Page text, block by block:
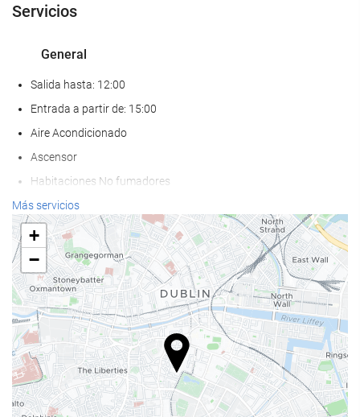
Servicios
General
Salida hasta: 12:00
Entrada a partir de: 15:00
Aire Acondicionado
Ascensor
Habitaciones No fumadores
Zona de fumadores
No admite mascotas
Servicios de recepción
Guardaequipaje
Caja fuerte
Cambio de divisa
Información turística
Más servicios
+
−